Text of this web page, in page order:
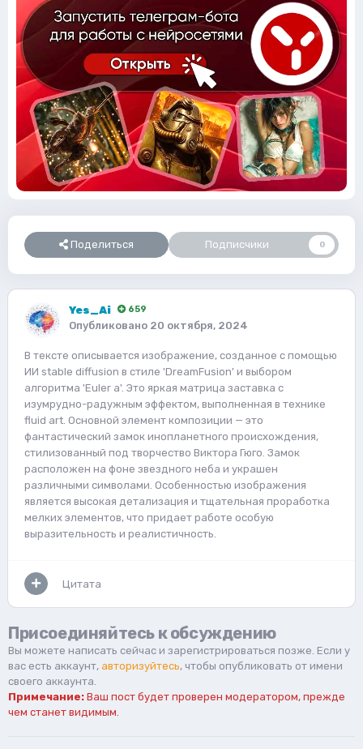
Поделиться Подписчики 0
Yes_Ai 659
Опубликовано 20 октября, 2024
В тексте описывается изображение, созданное с помощью
ИИ stable diffusion в стиле 'DreamFusion' и выбором
алгоритма 'Euler a'. Это яркая матрица заставка с
изумрудно-радужным эффектом, выполненная в технике
fluid art. Основной элемент композиции — это
фантастический замок инопланетного происхождения,
стилизованный под творчество Виктора Гюго. Замок
расположен на фоне звездного неба и украшен
различными символами. Особенностью изображения
является высокая детализация и тщательная проработка
мелких элементов, что придает работе особую
выразительность и реалистичность.
Цитата
Присоединяйтесь к обсуждению
Вы можете написать сейчас и зарегистрироваться позже. Если у
вас есть аккаунт, авторизуйтесь, чтобы опубликовать от имени
своего аккаунта.
Примечание: Ваш пост будет проверен модератором, прежде
чем станет видимым.